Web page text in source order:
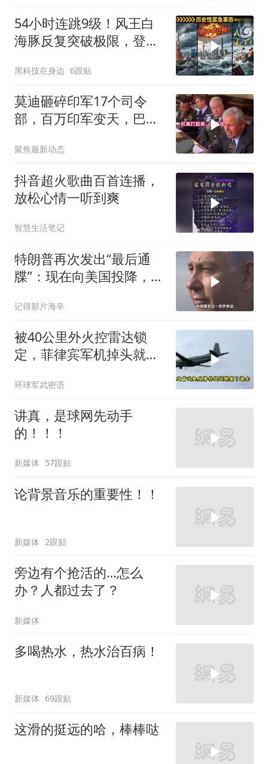
54小时连跳9级！风王白
海豚反复突破极限，登陆
黑科技在身边 6跟贴
莫迪砸碎印军17个司令
部，百万印军变天，巴铁
聚焦最新动态
抖音超火歌曲百首连播，
放松心情一听到爽
智慧生活笔记
特朗普再次发出“最后通
牒”：现在向美国投降，是
记得那片海辛
被40公里外火控雷达锁
定，菲律宾军机掉头就
场
环球军武密语
讲真，是球网先动手
的！！！
新媒体 57跟贴
论背景音乐的重要性！！
新媒体 2跟贴
旁边有个抢活的…怎么
办？人都过去了？
新媒体
多喝热水，热水治百病！
新媒体 69跟贴
这滑的挺远的哈，棒棒哒